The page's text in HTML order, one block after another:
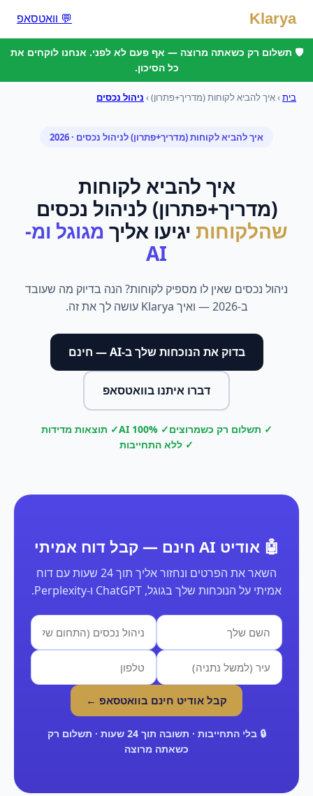
Klarya 💬 וואטסאפ
🛡️ תשלום רק כשאתה מרוצה — אף פעם לא לפני. אנחנו לוקחים את
כל הסיכון.
בית›איך להביא לקוחות (מדריך+פתרון)› ניהול נכסים
איך להביא לקוחות (מדריך+פתרון)לניהול נכסים · 2026
איך להביא לקוחות
(מדריך+פתרון) לניהול נכסים
שהלקוחות יגיעו אליך מגוגל ומ-
AI
ניהול נכסים שאין לו מספיק לקוחות? הנה בדיוק מה שעובד
ב-2026 — ואיך Klarya עושה לך את זה.
בדוק את הנוכחות שלך ב-AI — חינם
דברו איתנו בוואטסאפ
✓ תשלום רק כשמרוצים✓ 100% AI
✓ תוצאות מדידות
✓ ללא התחייבות
🤖 אודיט AI חינם — קבל דוח אמיתי
השאר את הפרטים ונחזור אליך תוך 24 שעות עם דוח
אמיתי על הנוכחות שלך בגוגל, ChatGPT ו-Perplexity.
קבל אודיט חינם בוואטסאפ ←
🔒 בלי התחייבות · תשובה תוך 24 שעות · תשלום רק
כשאתה מרוצה